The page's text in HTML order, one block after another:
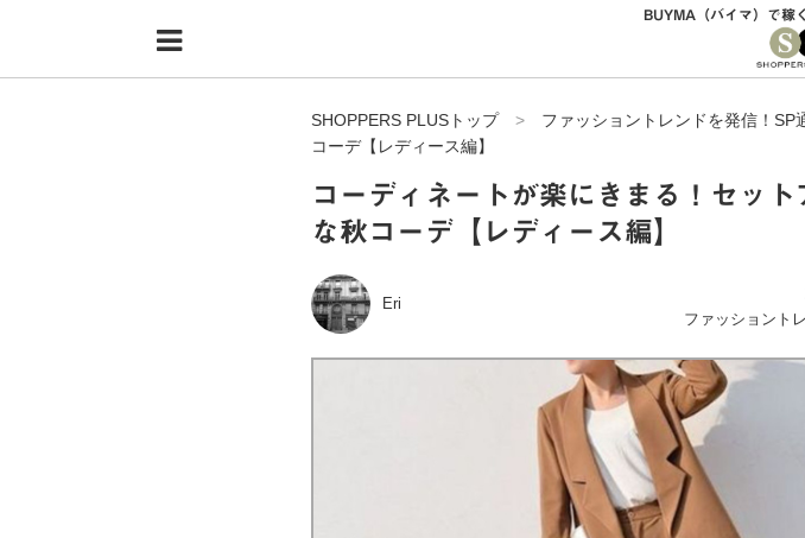
HOME
無在庫で自由気ままに稼ぐ！バイマ実践記
BUYMA（バイマ）で稼
SHOPPERS PLUSトップ> ファッショントレンドを発信！SP
コーデ【レディース編】
コーディネートが楽にきまる！セット
な秋コーデ【レディース編】
Eri
ファッショント